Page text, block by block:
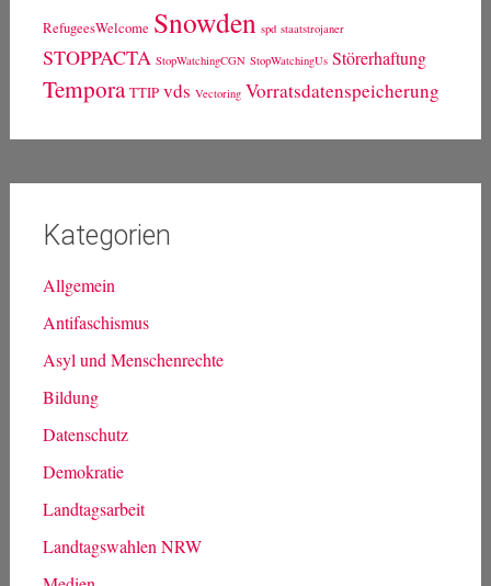
RefugeesWelcome Snowden spd staatstrojaner
STOPPACTA StopWatchingCGN StopWatchingUs Störerhaftung
Tempora TTIP vds Vectoring Vorratsdatenspeicherung
Kategorien
Allgemein
Antifaschismus
Asyl und Menschenrechte
Bildung
Datenschutz
Demokratie
Landtagsarbeit
Landtagswahlen NRW